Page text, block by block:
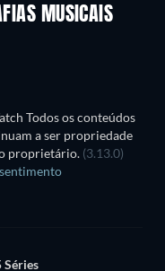
MUSICAIS
Série
Todos os conteúdos
a ser propriedade
proprietário. (3.13.0)
Séries